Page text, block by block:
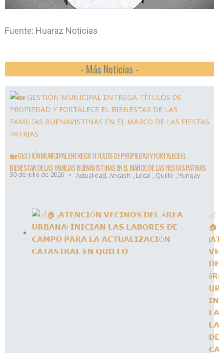
Fuente: Huaraz Noticias
- Más Noticias -
🏡 GESTIÓN MUNICIPAL ENTREGA TÍTULOS DE PROPIEDAD Y FORTALECE EL
BIENESTAR DE LAS FAMILIAS BUENAVISTINAS EN EL MARCO DE LAS FIESTAS PATRIAS
30 de julio de 2026 Actualidad,Ancash , Local , Quillo ,Yungay
📐
🏠
𝗗𝗘